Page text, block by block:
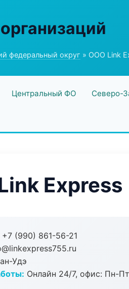
федеральный округ » ООО Link
Центральный ФО Северо-
Express
+7 (990) 861-56-21
Удэ
Онлайн 24/7, офис: Пн-